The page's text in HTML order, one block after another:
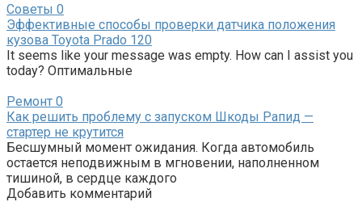
Советы 0
Эффективные способы проверки датчика положения
кузова Toyota Prado 120
It seems like your message was empty. How can I assist you
today? Оптимальные
Ремонт 0
Как решить проблему с запуском Шкоды Рапид —
стартер не крутится
Бесшумный момент ожидания. Когда автомобиль
остается неподвижным в мгновении, наполненном
тишиной, в сердце каждого
Добавить комментарий